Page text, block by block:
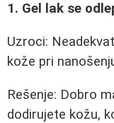
1. Gel lak se
Uzroci:
kože pri
Rešenje: Dobro
dodirujete kožu,